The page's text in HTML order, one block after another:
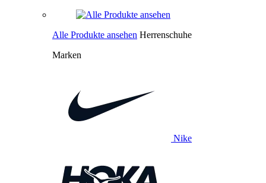
Alle Produkte ansehen Herrenschuhe
Marken
Nike